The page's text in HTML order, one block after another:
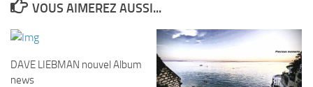
VOUS AIMEREZ AUSSI...
DAVE LIEBMAN nouvel Album
news